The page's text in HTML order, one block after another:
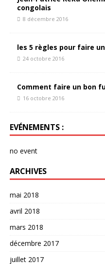
congolais
8 décembre 2016
les 5 règles pour faire
24 octobre 2016
Comment faire un bon
16 octobre 2016
EVÉNEMENTS :
no event
ARCHIVES
mai 2018
avril 2018
mars 2018
décembre 2017
juillet 2017